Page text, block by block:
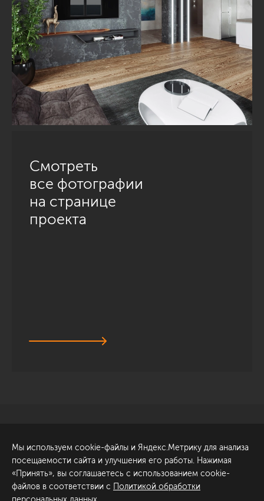
Смотреть
все фотографии
на странице
проекта
Обсудить проект
ул. Академика Павлова, 6
к1
+7 (812) 200-95-55
Мы используем cookie-файлы и Яндекс.Метрику для анализа
посещаемости сайта и улучшения его работы. Нажимая
«Принять», вы соглашаетесь с использованием cookie-
файлов в соответствии с Политикой обработки